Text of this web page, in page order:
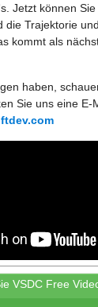
Jetzt können
die Trajektorie
kommt als
haben,
Sie uns eine E-
VSDC Free